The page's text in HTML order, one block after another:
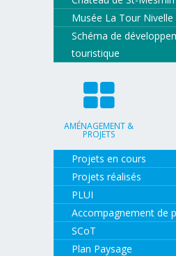
Musée La Tour Nivelle
Schéma de
touristique
AMÉNAGEMENT &
PROJETS
Projets en cours
Projets réalisés
PLUI
Accompagnement de
SCoT
Plan Paysage